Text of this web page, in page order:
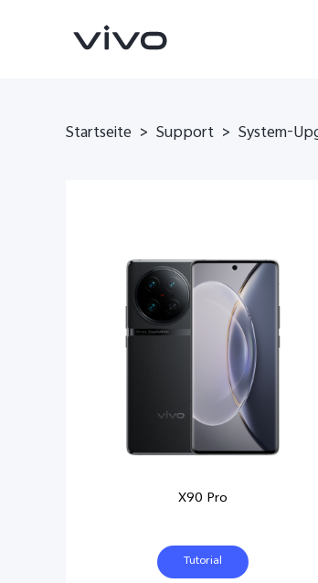
X300 Ultra neu
Startseite > Support > System-
X90 Pro
Tutorial